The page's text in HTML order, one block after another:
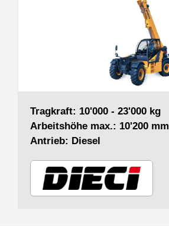
Tragkraft: 10'000 - 23'000 kg
Arbeitshöhe max.: 10'200 mm
Antrieb: Diesel